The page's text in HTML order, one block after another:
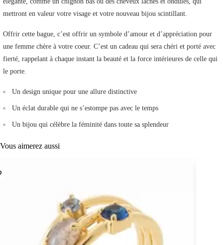
mettront en valeur votre visage et votre nouveau bijou scintillant.
Offrir cette bague, c’est offrir un symbole d’amour et d’appréciation pour
une femme chère à votre coeur. C’est un cadeau qui sera chéri et porté avec
fierté, rappelant à chaque instant la beauté et la force intérieures de celle qui
le porte.
Un design unique pour une allure distinctive
Un éclat durable qui ne s’estompe pas avec le temps
Un bijou qui célèbre la féminité dans toute sa splendeur
Vous aimerez aussi